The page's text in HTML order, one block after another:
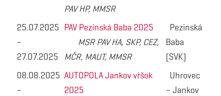
PAV HP, MMSR
25.07.2025
–
27.07.2025
PAV Pezinská Baba 2025
MSR PAV HA, SKP, CEZ,
MČR, MAUT, MMSR
Pezinská
Baba
(SVK)
08.08.2025
–
AUTOPOLA Jankov vŕšok
2025
Uhrovec
– Jankov